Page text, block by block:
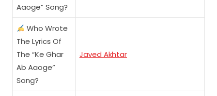
Aaoge” Song?
Who Wrote
The Lyrics Of
The “Ke Ghar
Ab Aaoge”
Song?
Javed Akhtar